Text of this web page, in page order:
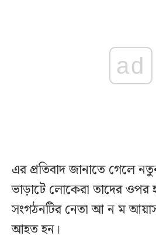
ad
এর প্রতিবাদ জানাতে গেলে
ভাড়াটে লোকেরা তাদের ওপর
সংগঠনটির নেতা আ ন ম
আহত হন।